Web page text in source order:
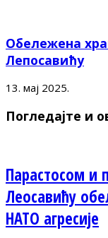
Обележена
Лепосавићу
13. мај 2025.
Погледајте и
Парастосом и
Леосавићу
НАТО агресије